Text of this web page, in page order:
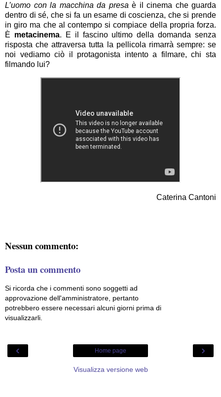
L’uomo con la macchina da presa è il cinema che guarda
dentro di sé, che si fa un esame di coscienza, che si prende
in giro ma che al contempo si compiace della propria forza.
È metacinema. E il fascino ultimo della domanda senza
risposta che attraversa tutta la pellicola rimarrà sempre: se
noi vediamo ciò il protagonista intento a filmare, chi sta
filmando lui?
Caterina Cantoni
Nessun commento:
Posta un commento
Si ricorda che i commenti sono soggetti ad
approvazione dell'amministratore, pertanto
potrebbero essere necessari alcuni giorni prima di
visualizzarli.
‹ ›
Home page
Visualizza versione web